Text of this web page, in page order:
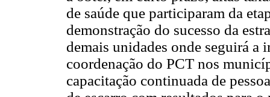
de saúde que participaram da
demonstração do sucesso da
demais unidades onde seguirá a
coordenação do PCT nos
capacitação continuada de